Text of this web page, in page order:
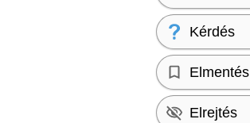
Kérdés
Elmentés
Elrejtés